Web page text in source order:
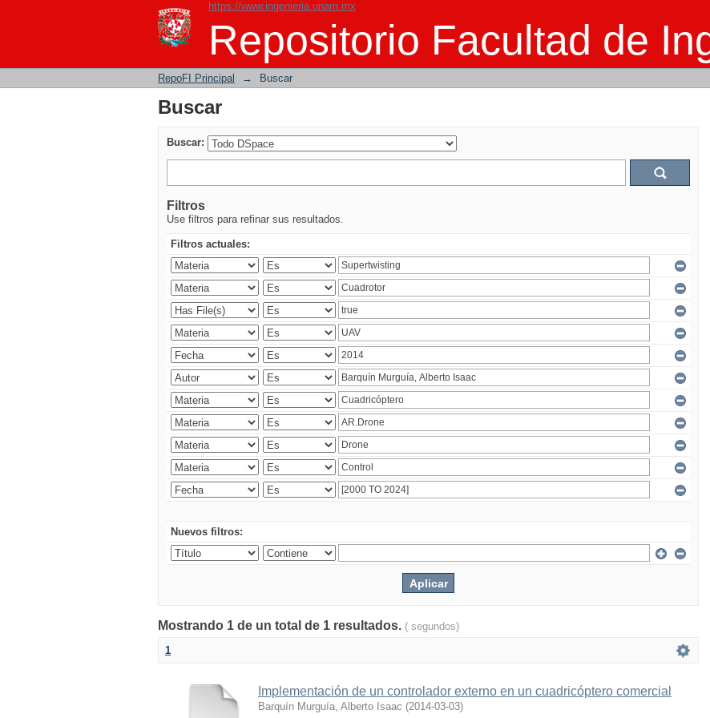
https://www.ingenieria.unam.mx
Repositorio Facultad de
Buscar
RepoFI Principal → Buscar
Buscar
Buscar:
Filtros
Use filtros para refinar sus resultados.
Filtros actuales:
Nuevos filtros:
Mostrando 1 de un total de 1 resultados. ( segundos)
1
Implementación de un controlador externo en un cuadricóptero comercial
Barquín Murguía, Alberto Isaac (2014-03-03)